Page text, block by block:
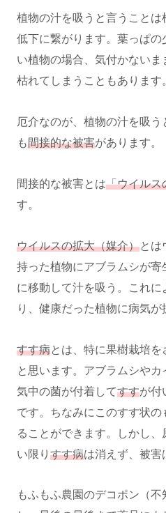
植物の汁を吸うと言うこと
低下に繋がります。葉っぱ
い植物の場合、気付かない
枯れてしまうこともあります
厄介なのが、植物の汁を吸
も間接的な被害があります。
間接的な被害とは「ウイルス
す。
ウイルスの拡大（媒介）とは
持った植物にアブラムシが
に移動して汁を吸う。これ
り、健康だった植物に病気が
すす病とは、特に果樹栽培
と思います。アブラムシや
気中の菌が付着してすすが付
です。ちなみにこのすす状
ることができます。しかし
い限り すす病は消えず、被害
もふもふ農園のデコポン（